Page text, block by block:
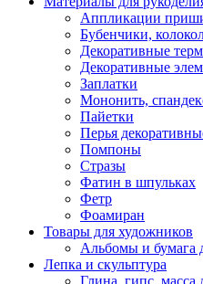
Аппликации
Бубенчики,
Декоративные
Декоративные
Заплатки
Мононить,
Пайетки
Перья
Помпоны
Стразы
Фатин в шпульках
Фетр
Фоамиран
Товары для художников
Альбомы и бумага
Лепка и скульптура
Глина, гипс, масса